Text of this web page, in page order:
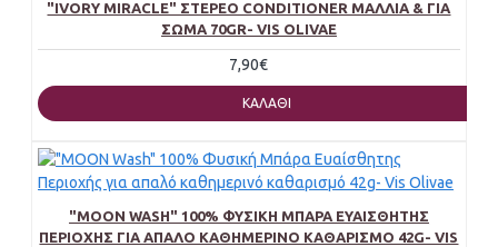
"IVORY MIRACLE" ΣΤΕΡΕΌ CONDITIONER ΜΑΛΛΙΆ & ΓΙΑ
ΣΏΜΑ 70GR- VIS OLIVAE
7,90€
ΚΑΛΆΘΙ
"MOON WASH" 100% ΦΥΣΙΚΉ ΜΠΆΡΑ ΕΥΑΊΣΘΗΤΗΣ
ΠΕΡΙΟΧΉΣ ΓΙΑ ΑΠΑΛΌ ΚΑΘΗΜΕΡΙΝΌ ΚΑΘΑΡΙΣΜΌ 42G- VIS